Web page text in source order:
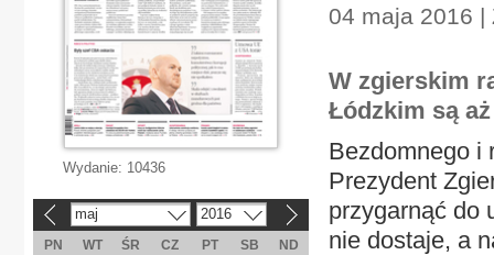
04 maja 2016
W zgierskim
Łódzkim są
Bezdomnego i
Prezydent
przygarnąć do
nie dostaje, a
Wydanie: 10436
maj 2016
PN WT ŚR CZ PT SB
ND